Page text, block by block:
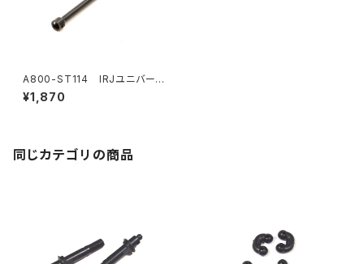
A800-ST114 IRJユニバーサ
ルボーン
¥1,870
同じカテゴリの商品